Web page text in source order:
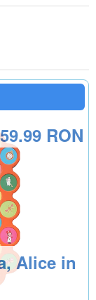
Alice in
59.99 RON